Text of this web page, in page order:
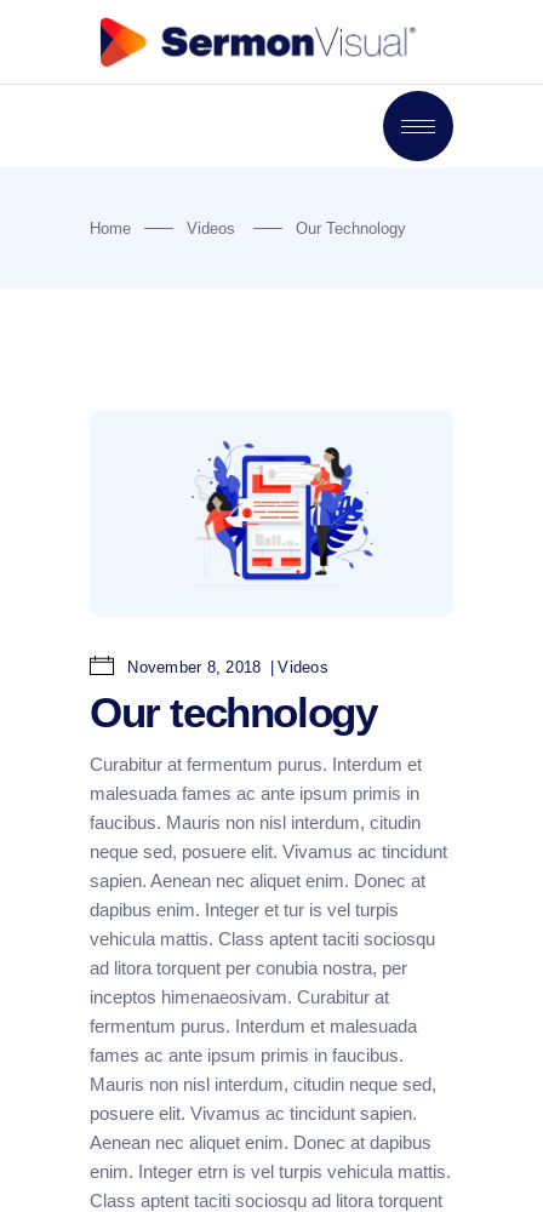
Home Videos Our Technology
November 8, 2018 Videos
Our technology
Curabitur at fermentum purus. Interdum et
malesuada fames ac ante ipsum primis in
faucibus. Mauris non nisl interdum, citudin
neque sed, posuere elit. Vivamus ac tincidunt
sapien. Aenean nec aliquet enim. Donec at
dapibus enim. Integer et tur is vel turpis
vehicula mattis. Class aptent taciti sociosqu
ad litora torquent per conubia nostra, per
inceptos himenaeosivam. Curabitur at
fermentum purus. Interdum et malesuada
fames ac ante ipsum primis in faucibus.
Mauris non nisl interdum, citudin neque sed,
posuere elit. Vivamus ac tincidunt sapien.
Aenean nec aliquet enim. Donec at dapibus
enim. Integer etrn is vel turpis vehicula mattis.
Class aptent taciti sociosqu ad litora torquent